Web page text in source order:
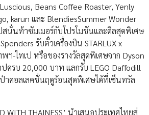
Beans Coffee Roaster, Yenly
karun และ BlendiesSummer Wonder
นั่นท้าซัมเมอร์กับโปรโมชันและดีลสุดพิเศษ
รับตั๋วเครื่องบิน STARLUX x
ฯ-ไทเป หรือของรางวัลสุดพิเศษจาก Dyson
ครบ 20,000 บาท แลกรับ LEGO Daffodill
าคอลเลคชั่นฤดูร้อนสุดพิเศษได้ที่เซ็นทรัล
WITH THAINESS’ นำเสนอประเทศไทยสู่